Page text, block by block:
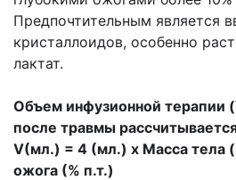
Предпочтительным является
кристаллоидов, особенно
лактат.
Объем инфузионной терапии
после травмы
V(мл.) = 4 (мл.) х Масса тела
ожога (% п.т.)